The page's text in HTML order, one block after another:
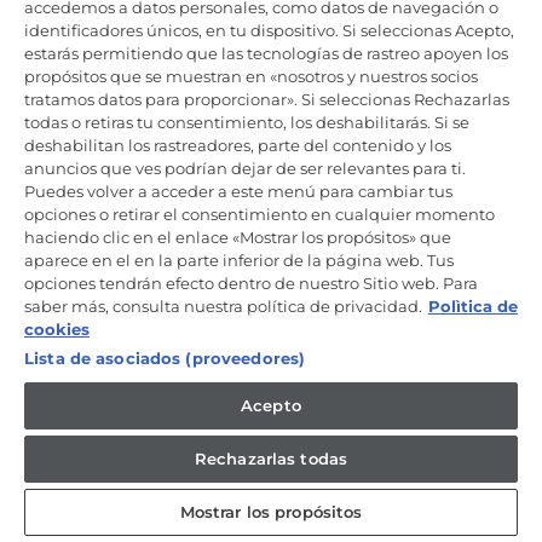
Productos de cuidado y mantenimiento
Mantente en contacto
Regístrate ahora
Candy Hoover Group Srl –con accionista único, empresa que
gestiona y coordina la actividad de Candy S.p.A, con domicilio fiscal
en Via Comolli, 57 - 20861 Brugherio (MB) – Sede administrativa: Via
Privata Eden Fumagalli - 20861 Brugherio (MB). - Italia con capital
Mercantil/ tributación de Monza y Brianza 04666310158 – IVA núm.
IT00786860965
ES / Español
accedemos a datos personales, como datos de navegación o
identificadores únicos, en tu dispositivo. Si seleccionas Acepto,
estarás permitiendo que las tecnologías de rastreo apoyen los
propósitos que se muestran en «nosotros y nuestros socios
tratamos datos para proporcionar». Si seleccionas Rechazarlas
todas o retiras tu consentimiento, los deshabilitarás. Si se
deshabilitan los rastreadores, parte del contenido y los
anuncios que ves podrían dejar de ser relevantes para ti.
Puedes volver a acceder a este menú para cambiar tus
opciones o retirar el consentimiento en cualquier momento
haciendo clic en el enlace «Mostrar los propósitos» que
aparece en el en la parte inferior de la página web. Tus
opciones tendrán efecto dentro de nuestro Sitio web. Para
saber más, consulta nuestra política de privacidad. Polìtica de
cookies
Lista de asociados (proveedores)
Acepto
Rechazarlas todas
Mostrar los propósitos